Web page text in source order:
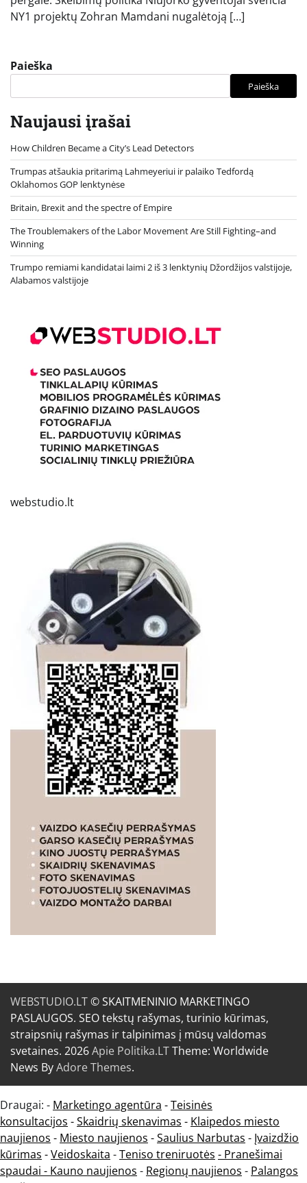
NY1 projektų Zohran Mamdani nugalėtoją […]
Paieška
Paieška
Naujausi įrašai
How Children Became a City’s Lead Detectors
Trumpas atšaukia pritarimą Lahmeyeriui ir palaiko Tedfordą
Oklahomos GOP lenktynėse
Britain, Brexit and the spectre of Empire
The Troublemakers of the Labor Movement Are Still Fighting–and
Winning
Trumpo remiami kandidatai laimi 2 iš 3 lenktynių Džordžijos valstijoje,
Alabamos valstijoje
webstudio.lt
WEBSTUDIO.LT© SKAITMENINIO MARKETINGO
PASLAUGOS. SEO tekstų rašymas, turinio kūrimas,
straipsnių rašymas ir talpinimas į mūsų valdomas
svetaines. 2026Apie Politika.LTTheme: Worldwide
News ByAdore Themes.
Draugai: - Marketingo agentūra -Teisinės
konsultacijos -Skaidrių skenavimas - Klaipedos miesto
naujienos - Miesto naujienos -Saulius Narbutas - Įvaizdžio
kūrimas -Veidoskaita -Teniso treniruotės - Pranešimai
spaudai - Kauno naujienos - Regionų naujienos - Palangos